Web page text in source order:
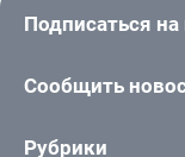
Подписаться на
Сообщить
Рубрики